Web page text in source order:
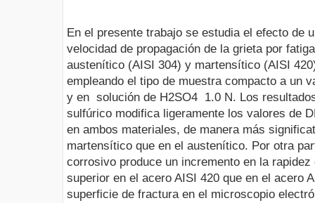
En el presente trabajo se estudia el efecto de
velocidad de propagación de la grieta por
austenítico (AISI 304) y martensítico (AISI
empleando el tipo de muestra compacto a un
y en solución de H2SO4 1.0 N. Los
sulfúrico modifica ligeramente los valores de
en ambos materiales, de manera más
martensítico que en el austenítico. Por otra
corrosivo produce un incremento en la
superior en el acero AISI 420 que en el acero
superficie de fractura en el microscopio